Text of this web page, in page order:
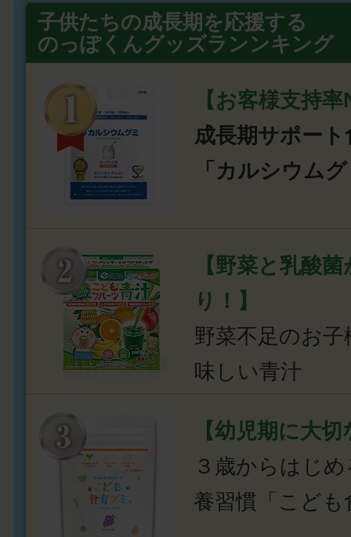
子供たちの成長期を応援する
のっぽくんグッズランンキング
【お客様支持
成長期サポート
「カルシウム
【野菜と乳酸
り！】
野菜不足のお
味しい青汁
【幼児期に大
３歳からはじ
養習慣「こども